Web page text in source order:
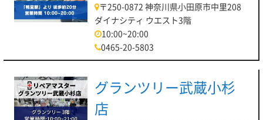
〒250-0872 神奈川県小田原市中里208
ダイナシティ ウエスト3階
10:00~20:00
0465-20-5803
グランツリー武蔵小杉
店